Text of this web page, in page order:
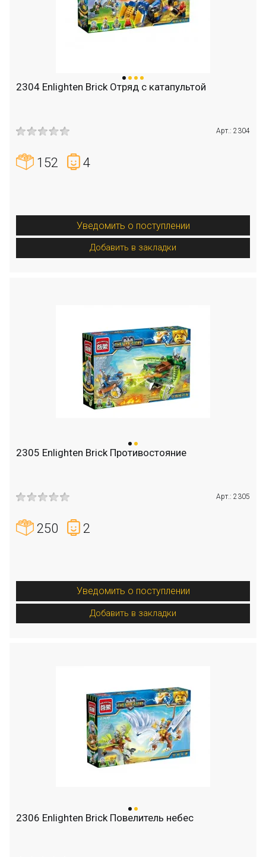
2304 Enlighten Brick Отряд с катапультой
Арт.: 2304
152 4
Уведомить о поступлении
Добавить в закладки
2305 Enlighten Brick Противостояние
Арт.: 2305
250 2
Уведомить о поступлении
Добавить в закладки
2306 Enlighten Brick Повелитель небес